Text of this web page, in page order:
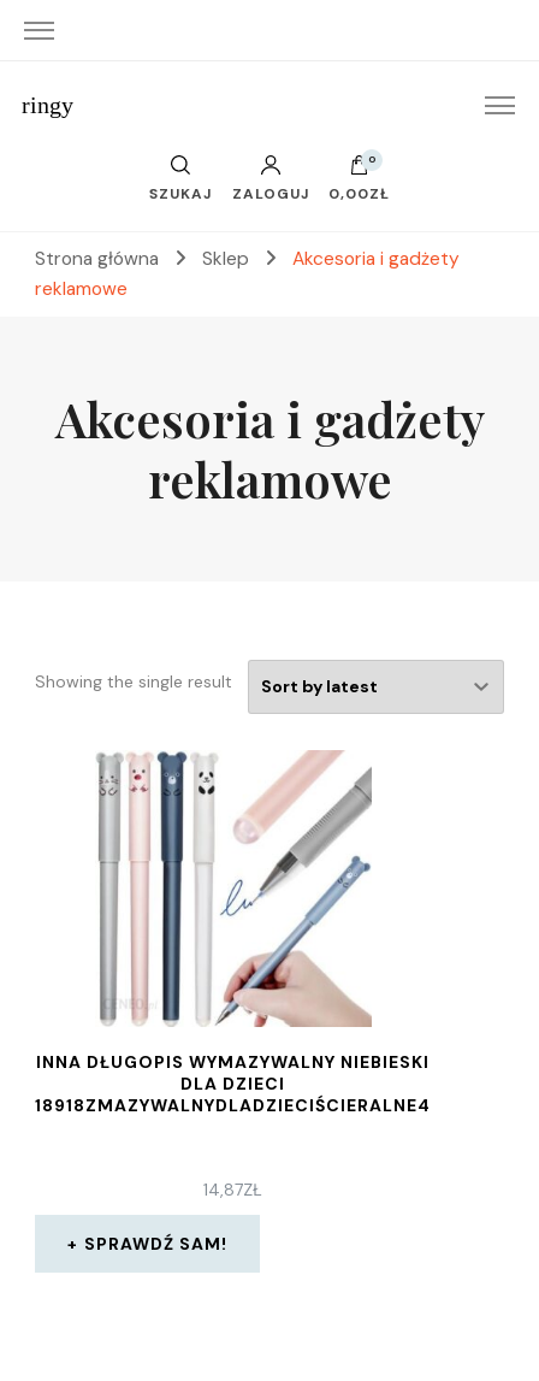
ringy
SZUKAJ ZALOGUJ
0
0,00ZŁ
Strona główna Sklep
Akcesoria i gadżety
reklamowe
Akcesoria i gadżety
reklamowe
Showing the single result
INNA DŁUGOPIS WYMAZYWALNY NIEBIESKI
DLA DZIECI
18918ZMAZYWALNYDLADZIECIŚCIERALNE4
14,87ZŁ
SPRAWDŹ SAM!